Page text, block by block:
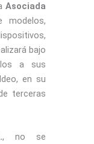
Asociada
modelos,
bajo
a sus
en su
terceras
, no se